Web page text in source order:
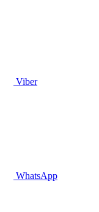
Viber
WhatsApp